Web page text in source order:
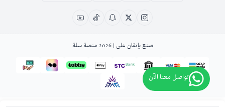
صنع بإتقان على | 2026 منصة سلة
تواصل معنا الآن